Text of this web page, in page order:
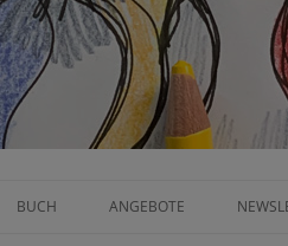
BUCH ANGEBOTE